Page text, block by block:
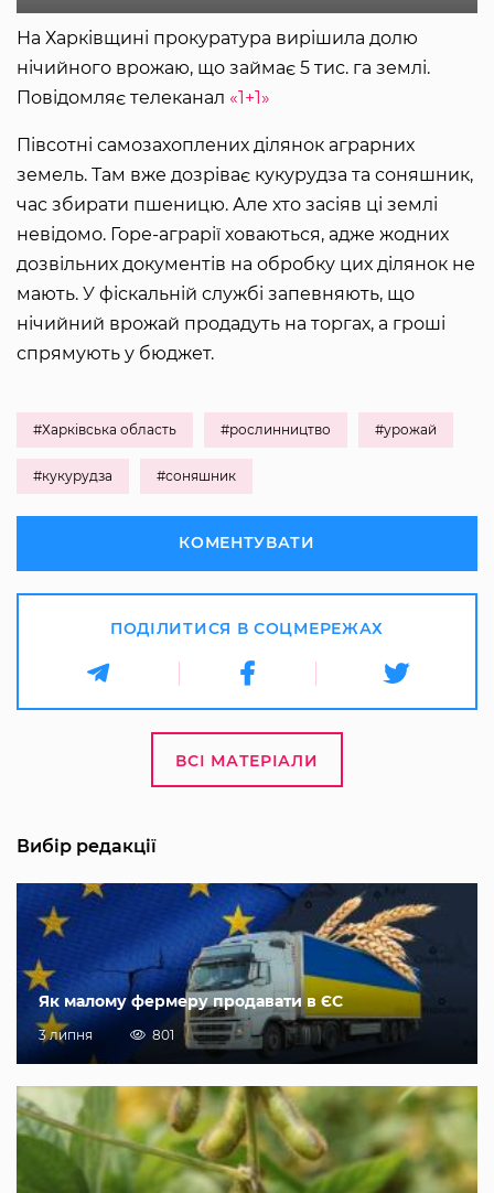
На Харківщині прокуратура вирішила долю
нічийного врожаю, що займає 5 тис. га землі.
Повідомляє телеканал «1+1»
Півсотні самозахоплених ділянок аграрних
земель. Там вже дозріває кукурудза та соняшник,
час збирати пшеницю. Але хто засіяв ці землі
невідомо. Горе-аграрії ховаються, адже жодних
дозвільних документів на обробку цих ділянок не
мають. У фіскальній службі запевняють, що
нічийний врожай продадуть на торгах, а гроші
спрямують у бюджет.
#Харківська область #рослинництво #урожай
#кукурудза #соняшник
КОМЕНТУВАТИ
ПОДІЛИТИСЯ В СОЦМЕРЕЖАХ
ВСІ МАТЕРІАЛИ
Вибір редакції
Як малому фермеру продавати в ЄС
3 липня 801